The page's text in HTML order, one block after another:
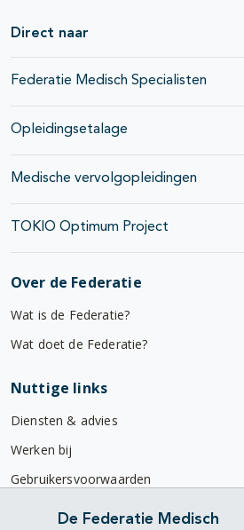
Direct naar
Federatie Medisch Specialisten
Opleidingsetalage
Medische vervolgopleidingen
TOKIO Optimum Project
Over de Federatie
Wat is de Federatie?
Wat doet de Federatie?
Nuttige links
Diensten & advies
Werken bij
Gebruikersvoorwaarden
Privacyverklaring
De Federatie Medisch